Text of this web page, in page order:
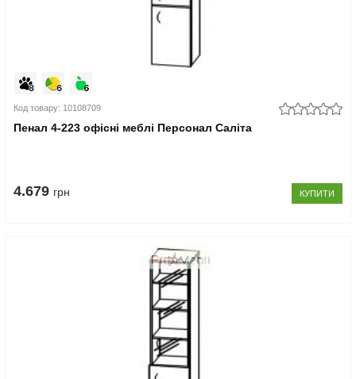
Код товару: 10108709
Пенал 4-223 офісні меблі Персонал Саліта
4.679 грн КУПИТИ